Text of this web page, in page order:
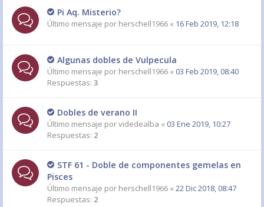
Pi Aq. Misterio?
Último mensaje por herschell1966 « 16 Feb 2019, 12:18
Algunas dobles de Vulpecula
Último mensaje por herschell1966 « 03 Feb 2019, 08:40
Respuestas: 3
Dobles de verano II
Último mensaje porvidedealba « 03 Ene 2019, 10:27
Respuestas: 2
STF 61 - Doble de componentes gemelas en
Pisces
Último mensaje por herschell1966 « 22 Dic 2018, 08:47
Respuestas: 2